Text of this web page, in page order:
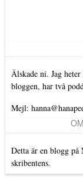
Älskade ni. Jag
bloggen, har två
Mejl:
Detta är en blogg
skribentens.